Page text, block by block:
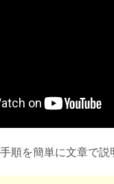
順を簡単に文章で説